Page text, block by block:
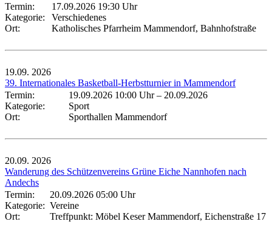
Termin:
17.09.2026 19:30 Uhr
Kategorie:
Verschiedenes
Ort:
Katholisches Pfarrheim Mammendorf, Bahnhofstraße
19.09. 2026
39. Internationales Basketball-Herbstturnier in Mammendorf
Termin:
19.09.2026 10:00 Uhr– 20.09.2026
Kategorie:
Sport
Ort:
Sporthallen Mammendorf
20.09. 2026
Wanderung des Schützenvereins Grüne Eiche Nannhofen nach
Andechs
Termin:
20.09.2026 05:00 Uhr
Kategorie: Vereine
Ort:
Treffpunkt: Möbel Keser Mammendorf, Eichenstraße 17